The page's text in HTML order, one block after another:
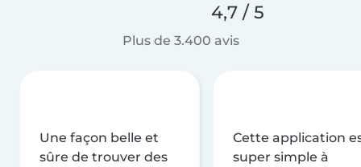
4,7 / 5
Plus de 3.400 avis
Une façon belle et
sûre de trouver des
Cette application
super simple à